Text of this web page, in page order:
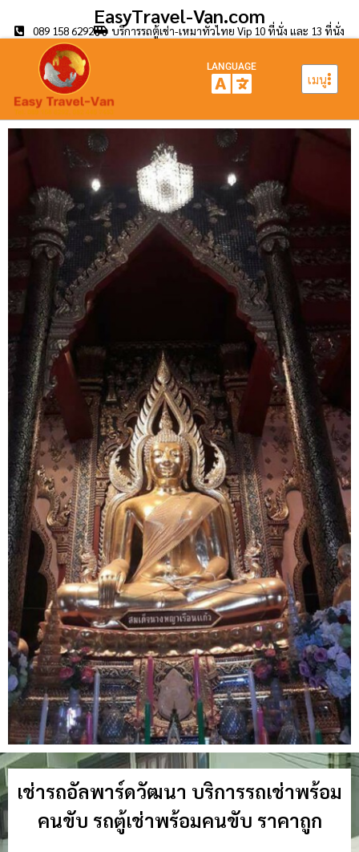
EasyTravel-Van.com
089 158 6292 บริการรถตู้เช่า-เหมาทั่วไทย Vip 10 ที่นั่ง และ 13 ที่นั่ง
เมนู
LANGUAGE
เช่ารถอัลพาร์ดวัฒนา บริการรถเช่าพร้อม
คนขับ รถตู้เช่าพร้อมคนขับ ราคาถูก